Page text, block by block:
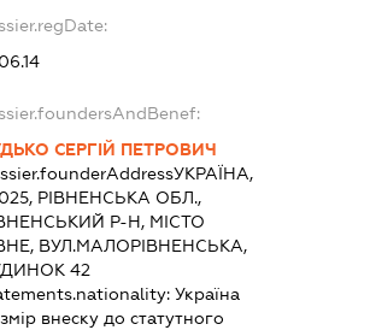
СЕРГІЙ ПЕТРОВИЧ
УКРАЇНА,
РІВНЕНСЬКА ОБЛ.,
Р-Н, МІСТО
ВУЛ.МАЛОРІВНЕНСЬКА,
42
Україна
внеску до статутного